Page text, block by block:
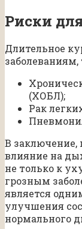
Риски
Длительное
(ХОБЛ);
Рак
В заключение,
влияние на
не только к
грозным
является
улучшения
нормального